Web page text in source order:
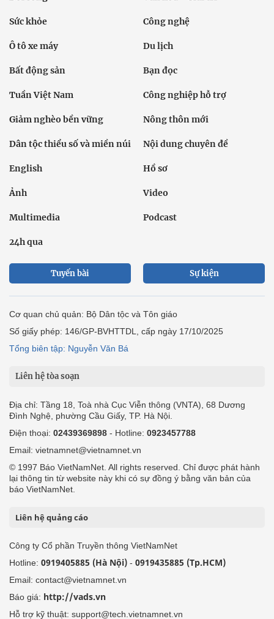
Sức khỏe Công nghệ
Ô tô xe máy Du lịch
Bất động sản Bạn đọc
Tuần Việt Nam Công nghiệp hỗ trợ
Giảm nghèo bền vững Nông thôn mới
Dân tộc thiểu số và miền núi Nội dung chuyên đề
English Hồ sơ
Ảnh Video
Multimedia Podcast
24h qua
Tuyến bài Sự kiện
Cơ quan chủ quản: Bộ Dân tộc và Tôn giáo
Số giấy phép: 146/GP-BVHTTDL, cấp ngày 17/10/2025
Tổng biên tập: Nguyễn Văn Bá
Liên hệ tòa soạn
Địa chỉ: Tầng 18, Toà nhà Cục Viễn thông (VNTA), 68 Dương
Đình Nghệ, phường Cầu Giấy, TP. Hà Nội.
Điện thoại: 02439369898 - Hotline: 0923457788
Email: vietnamnet@vietnamnet.vn
© 1997 Báo VietNamNet. All rights reserved. Chỉ được phát hành
lại thông tin từ website này khi có sự đồng ý bằng văn bản của
báo VietNamNet.
Liên hệ quảng cáo
Công ty Cổ phần Truyền thông VietNamNet
Hotline: 0919405885 (Hà Nội) - 0919435885 (Tp.HCM)
Email: contact@vietnamnet.vn
Báo giá: http://vads.vn
Hỗ trợ kỹ thuật: support@tech.vietnamnet.vn